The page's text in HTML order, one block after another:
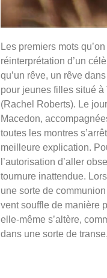
Les premiers mots
réinterprétation d’un
qu’un rêve, un rêve
pour jeunes filles situé
(Rachel Roberts). Le
Macedon,
toutes les montres
meilleure explication.
l’autorisation d’aller
tournure inattendue.
une sorte de
vent souffle de manière
elle-même s’altère,
dans une sorte de